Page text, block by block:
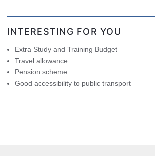
INTERESTING FOR YOU
Extra Study and Training Budget
Travel allowance
Pension scheme
Good accessibility to public transport